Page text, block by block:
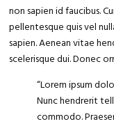
non sapien id faucibus.
pellentesque quis vel
sapien. Aenean vitae
scelerisque dui. Donec
“Lorem ipsum
Nunc hendrerit
commodo.